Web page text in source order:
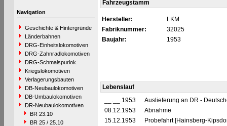
Navigation
Geschichte & Hintergründe
Länderbahnen
DRG-Einheitslokomotiven
DRG-Zahnradlokomotiven
DRG-Schmalspurlok.
Kriegslokomotiven
Verlagerungsbauten
DB-Neubaulokomotiven
DB-Umbaulokomotiven
DR-Neubaulokomotiven
BR 23.10
BR 25 / 25.10
Fahrzeugstamm
Hersteller:
LKM
Fabriknummer:
32025
Baujahr:
1953
Lebenslauf
__.__.1953
Auslieferung an DR -
08.12.1953
Abnahme
15.12.1953
Probefahrt [Hainsberg-